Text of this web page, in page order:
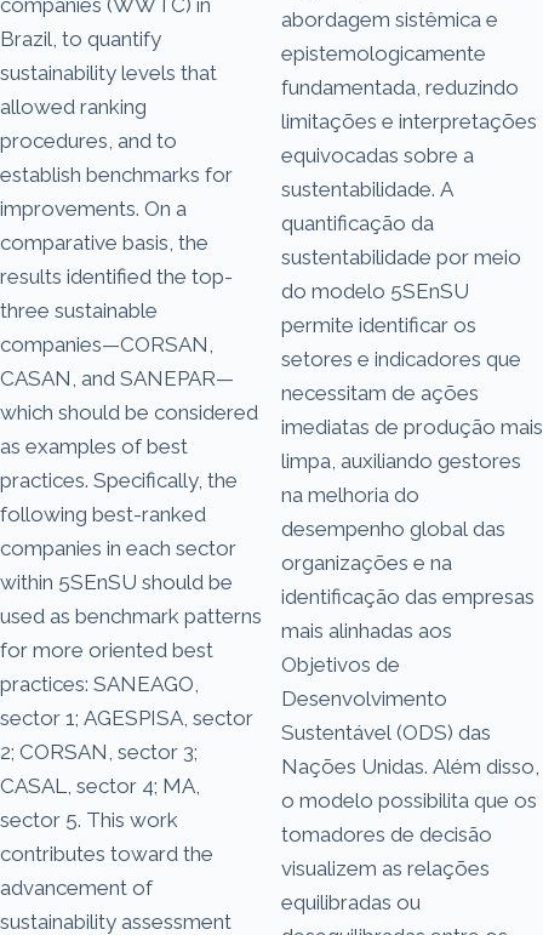
Brazil, to quantify
sustainability levels that
allowed ranking
procedures, and to
establish benchmarks for
improvements. On a
comparative basis, the
results identified the top-
three sustainable
companies—CORSAN,
CASAN, and SANEPAR—
which should be considered
as examples of best
practices. Specifically, the
following best-ranked
companies in each sector
within 5SEnSU should be
used as benchmark patterns
for more oriented best
practices: SANEAGO,
sector 1; AGESPISA, sector
2; CORSAN, sector 3;
CASAL, sector 4; MA,
sector 5. This work
contributes toward the
advancement of
sustainability assessment
abordagem sistêmica e
epistemologicamente
fundamentada, reduzindo
limitações e interpretações
equivocadas sobre a
sustentabilidade. A
quantificação da
sustentabilidade por meio
do modelo 5SEnSU
permite identificar os
setores e indicadores que
necessitam de ações
imediatas de produção mais
limpa, auxiliando gestores
na melhoria do
desempenho global das
organizações e na
identificação das empresas
mais alinhadas aos
Objetivos de
Desenvolvimento
Sustentável (ODS) das
Nações Unidas. Além disso,
o modelo possibilita que os
tomadores de decisão
visualizem as relações
equilibradas ou